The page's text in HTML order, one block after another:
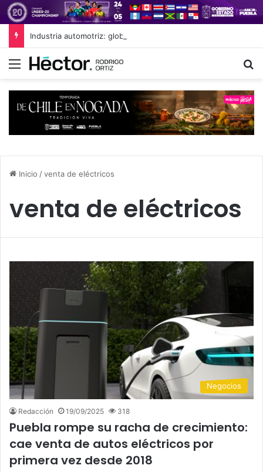
Industria automotriz: globalización sin libre comercio
Menú
Inicio /venta de eléctricos
venta de eléctricos
Negocios
Redacción 19/09/2025 318
Puebla rompe su racha de crecimiento:
cae venta de autos eléctricos por
primera vez desde 2018